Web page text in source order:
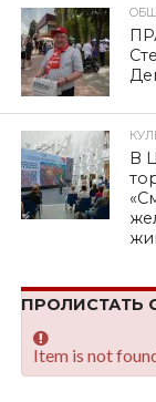
В
ПРОЛИСТАТЬ
Item is not